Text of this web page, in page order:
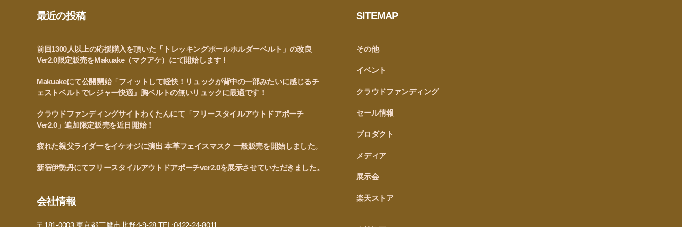
最近の投稿
前回1300人以上の応援購入を頂いた「トレッキングポールホルダーベルト」の改良
Ver2.0限定販売をMakuake（マクアケ）にて開始します！
Makuakeにて公開開始「フィットして軽快！リュックが背中の一部みたいに感じるチ
ェストベルトでレジャー快適」胸ベルトの無いリュックに最適です！
クラウドファンディングサイトわくたんにて「フリースタイルアウトドアポーチ
Ver2.0」追加限定販売を近日開始！
疲れた親父ライダーをイケオジに演出 本革フェイスマスク 一般販売を開始しました。
新宿伊勢丹にてフリースタイルアウトドアポーチver2.0を展示させていただきました。
会社情報
SITEMAP
その他
イベント
クラウドファンディング
セール情報
プロダクト
メディア
展示会
楽天ストア